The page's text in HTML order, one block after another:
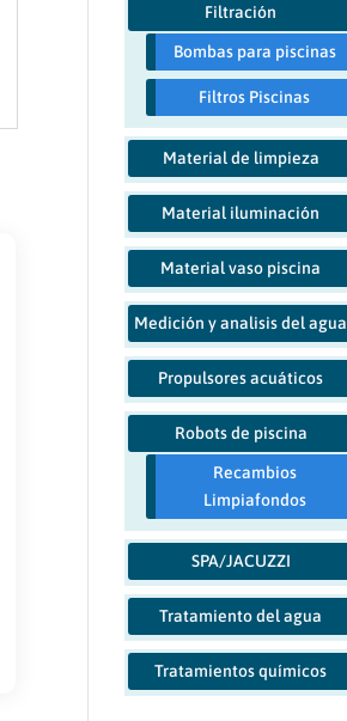
Filtración
Bombas para piscinas
Filtros Piscinas
Material de limpieza
Material iluminación
Material vaso piscina
Medición y analisis del agua
Propulsores acuáticos
Robots de piscina
Recambios
Limpiafondos
SPA/JACUZZI
Tratamiento del agua
Tratamientos químicos